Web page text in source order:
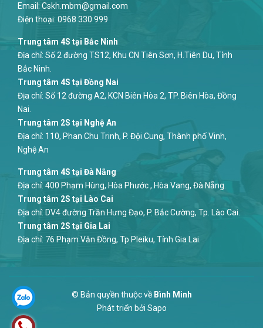
Email: Cskh.mbm@gmail.com
Điện thoại: 0968 330 999
Trung tâm 4S tại Bắc Ninh
Địa chỉ: Số 2 đường TS12, Khu CN Tiên Sơn, H.Tiên Du, Tỉnh
Bắc Ninh.
Trung tâm 4S tại Đồng Nai
Địa chỉ: Số 12 đường A2, KCN Biên Hòa 2, TP. Biên Hòa, Đồng
Nai.
Trung tâm 2S tại Nghệ An
Địa chỉ: 110, Phan Chu Trinh, P. Đội Cung, Thành phố Vinh,
Nghệ An
Trung tâm 4S tại Đà Nẵng
Địa chỉ: 400 Phạm Hùng, Hòa Phước , Hòa Vang, Đà Nẵng.
Trung tâm 2S tại Lào Cai
Địa chỉ: DV4 đường Trần Hưng Đạo, P. Bắc Cường, Tp. Lào Cai.
Trung tâm 2S tại Gia Lai
Địa chỉ: 76 Phạm Văn Đồng, Tp Pleiku, Tỉnh Gia Lai.
© Bản quyền thuộc về Bình Minh
Phát triển bởi Sapo